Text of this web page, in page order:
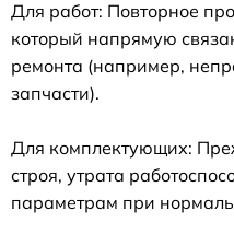
Для работ: Повторное
который напрямую
ремонта (например,
запчасти).
Для комплектующих:
строя, утрата
параметрам при